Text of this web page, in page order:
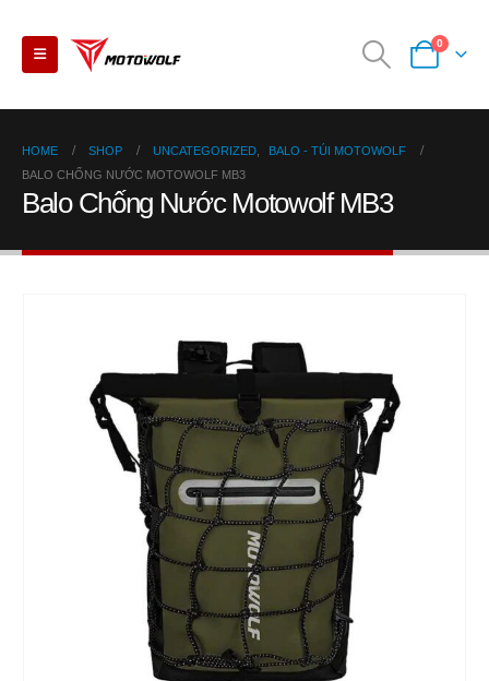
0
HOME SHOP UNCATEGORIZED
BALO - TÚI MOTOWOLF
BALO CHỐNG NƯỚC MOTOWOLF MB3
Balo Chống Nước Motowolf MB3